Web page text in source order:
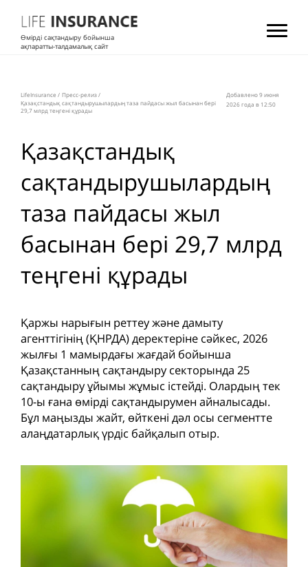
Өмірді сақтандыру бойынша
ақпаратты-талдамалық сайт
LifeInsurance / Пресс-релиз/
Қазақстандық сақтандырушылардың таза пайдасы жыл басынан бері
29,7 млрд теңгені құрады
Добавлено 9 июня
2026 года в 12:50
Қазақстандық
сақтандырушылардың
таза пайдасы жыл
басынан бері 29,7 млрд
теңгені құрады
Қаржы нарығын реттеу және дамыту
агенттігінің (ҚНРДА) деректеріне сәйкес, 2026
жылғы 1 мамырдағы жағдай бойынша
Қазақстанның сақтандыру секторында 25
сақтандыру ұйымы жұмыс істейді. Олардың тек
10-ы ғана өмірді сақтандырумен айналысады.
Бұл маңызды жайт, өйткені дәл осы сегментте
алаңдатарлық үрдіс байқалып отыр.